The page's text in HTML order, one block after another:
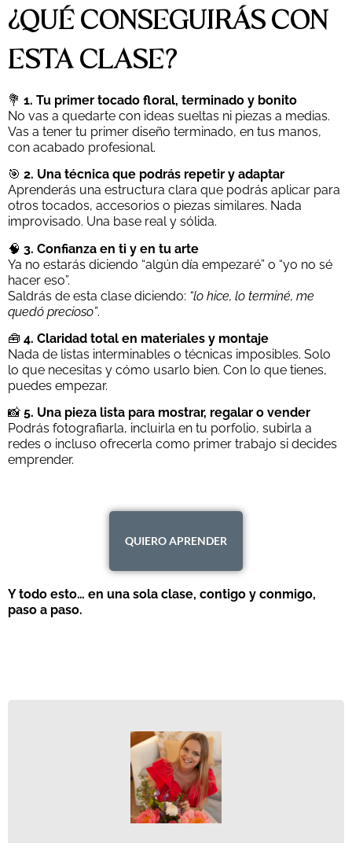
¿QUÉ CONSEGUIRÁS CON
ESTA CLASE?
💐 1. Tu primer tocado floral, terminado y bonito
No vas a quedarte con ideas sueltas ni piezas a medias.
Vas a tener tu primer diseño terminado, en tus manos,
con acabado profesional.
🎯 2. Una técnica que podrás repetir y adaptar
Aprenderás una estructura clara que podrás aplicar para
otros tocados, accesorios o piezas similares. Nada
improvisado. Una base real y sólida.
🧠 3. Confianza en ti y en tu arte
Ya no estarás diciendo “algún día empezaré” o “yo no sé
hacer eso”.
Saldrás de esta clase diciendo: “lo hice, lo terminé, me
quedó precioso”.
🧰 4. Claridad total en materiales y montaje
Nada de listas interminables o técnicas imposibles. Solo
lo que necesitas y cómo usarlo bien. Con lo que tienes,
puedes empezar.
📸 5. Una pieza lista para mostrar, regalar o vender
Podrás fotografiarla, incluirla en tu porfolio, subirla a
redes o incluso ofrecerla como primer trabajo si decides
emprender.
QUIERO APRENDER
Y todo esto… en una sola clase, contigo y conmigo,
paso a paso.